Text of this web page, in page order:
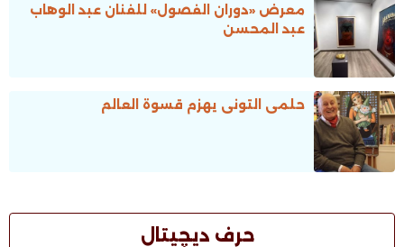
معرض «دوران الفصول» للفنان عبد الوهاب
عبد المحسن
حلمى التونى يهزم قسوة العالم
حرف ديچيتال